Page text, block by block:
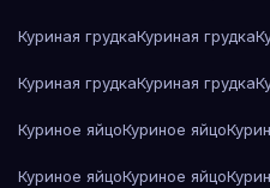
Куриная грудкаКуриная грудка
Куриная грудкаКуриная грудка
Куриное яйцоКуриное яйцо
Куриное яйцоКуриное яйцо